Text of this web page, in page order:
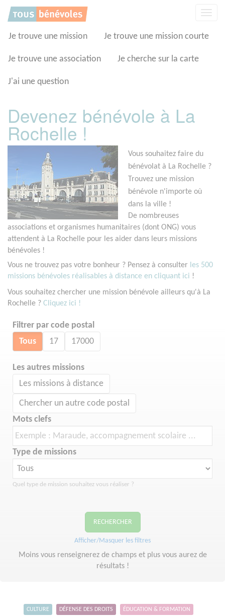
Je trouve une mission Je trouve une mission courte
Je trouve une association Je cherche sur la carte
J'ai une question
Devenez bénévole à La
Rochelle !
Vous souhaitez faire du
bénévolat à La Rochelle ?
Trouvez une mission
bénévole n'importe où
dans la ville !
De nombreuses
associations et organismes humanitaires (dont ONG) vous
attendent à La Rochelle pour les aider dans leurs missions
bénévoles !
Vous ne trouvez pas votre bonheur ? Pensez à consulter les 500
missions bénévoles réalisables à distance en cliquant ici !
Vous souhaitez chercher une mission bénévole ailleurs qu'à La
Rochelle ? Cliquez ici !
Filtrer par code postal
Tous 17 17000
Les autres missions
Les missions à distance
Chercher un autre code postal
Mots clefs
Type de missions
Quel type de mission souhaitez vous réaliser ?
RECHERCHER
Afficher/Masquer les filtres
Moins vous renseignerez de champs et plus vous aurez de
résultats !
CULTURE DÉFENSE DES DROITS ÉDUCATION & FORMATION
Panneau de gestion des cookies